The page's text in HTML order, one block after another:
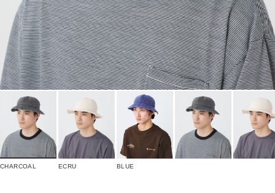
CHARCOAL ECRU BLUE